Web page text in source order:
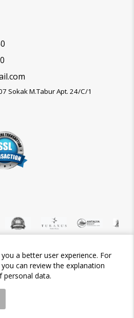
a better user experience. For
you can review the explanation
data.
Sokak M.Tabur Apt. 24/C/1
Tour-Trips